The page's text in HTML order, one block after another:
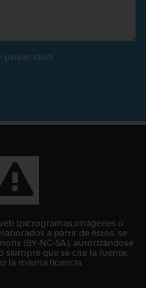
privacidad
(pictogramas,imágenes o
a partir de éstos, se
(BY-NC-SA), autorizándose
siempre que se cite la fuente,
la misma licencia.